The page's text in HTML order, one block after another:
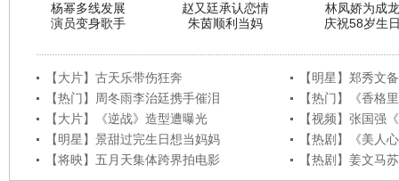
杨幂多线发展
演员变身歌手
赵又廷承认恋情
朱茵顺利当妈
林凤娇为成龙
庆祝58岁生
【大片】古天乐带伤狂奔
【明星】郑秀文
【热门】周冬雨李治廷携手催泪
【热门】《香格
【大片】《逆战》造型遭曝光
【视频】张国强
【明星】景甜过完生日想当妈妈
【热剧】《美人
【将映】五月天集体跨界拍电影
【热剧】姜文马